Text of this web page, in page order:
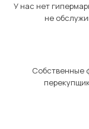
У нас нет
не
Собственные